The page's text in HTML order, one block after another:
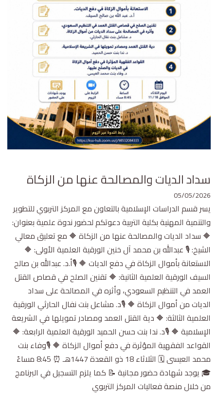
سداد الديات والمصالحة عنها من الزكاة
05/05/2026
يسر قسم الدراسات الإسلامية بالتعاون مع المركز التربوي للتطوير
والتنمية المهنية بكلية التربية دعوتكم لحضور ندوة علمية بعنوان:
🔶 سداد الديات والمصالحة عنها من الزكاة 🔶 مع تعليق معالي
الشيخ: 🎙️ عبدالله بن محمد آل خنين الورقية العلمية الأولى: 🔶
الاستعانة بأموال الزكاة في دفع الديات 🔶 🎙️أ.د. عبدالله بن صالح
السيف الورقية العلمية الثانية: 🔶 تقنين الصلح في قصاص القتل
العمد في التنظيم السعودي، وأثره في المصالحة على سداد
الديات من أموال الزكاة 🔶 🎙️د. مشاعل بنت نفال الحارثي الورقية
العلمية الثالثة: 🔶 دية القتل العمد ومصادر تمويلها في الشريعة
الإسلامية 🔶 🎙️د. ندا بنت حسن الحميد الورقية العلمية الرابعة: 🔶
القواعد الفقهية المؤثرة في دفع أموال الزكاة 🔶 🎙️وفاء بنت
محمد العيسى 🗓️ الثلاثاء 18 ذو القعدة 1447هـ ⏰ 8:45 مساءً
🎓 يوجد شهادة حضور مجانية 📝 كما يلزم التسجيل في البرنامج
من خلال منصة فعاليات المركز التربوي